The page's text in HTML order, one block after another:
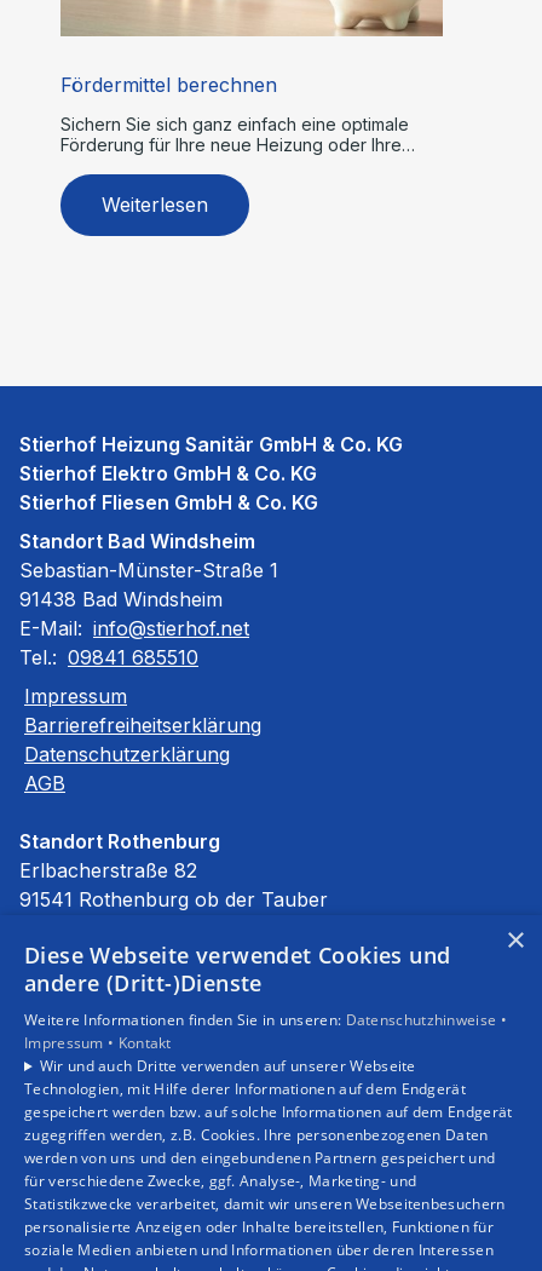
Fördermittel berechnen
Sichern Sie sich ganz einfach eine optimale
Förderung für Ihre neue Heizung oder Ihre
Weiterlesen
Stierhof Heizung Sanitär GmbH & Co. KG
Stierhof Elektro GmbH & Co. KG
Stierhof Fliesen GmbH & Co. KG
Standort Bad Windsheim
Sebastian-Münster-Straße 1
91438 Bad Windsheim
E-Mail: info@stierhof.net
Tel.: 09841 685510
Impressum
Barrierefreiheitserklärung
Datenschutzerklärung
AGB
Standort Rothenburg
Erlbacherstraße 82
91541 Rothenburg ob der Tauber
Tel.: 09861 94590
Unsere Bereiche
Privatkunden
Gewerbekunden
Karriere
Unternehmen
Kontakt
×
Diese Webseite verwendet Cookies und
andere (Dritt-)Dienste
Weitere Informationen finden Sie in unseren: Datenschutzhinweise •
Impressum • Kontakt
Wir und auch Dritte verwenden auf unserer Webseite
Technologien, mit Hilfe derer Informationen auf dem Endgerät
gespeichert werden bzw. auf solche Informationen auf dem Endgerät
zugegriffen werden, z.B. Cookies. Ihre personenbezogenen Daten
werden von uns und den eingebundenen Partnern gespeichert und
für verschiedene Zwecke, ggf. Analyse-, Marketing- und
Statistikzwecke verarbeitet, damit wir unseren Webseitenbesuchern
personalisierte Anzeigen oder Inhalte bereitstellen, Funktionen für
soziale Medien anbieten und Informationen über deren Interessen